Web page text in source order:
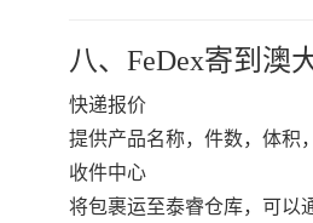
八、FeDex寄到澳
快递报价
提供产品名称，件数，体积
收件中心
将包裹运至泰睿仓库，可以